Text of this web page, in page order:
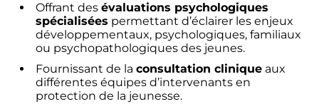
Offrant des évaluations psychologiques
spécialisées permettant d’éclairer les enjeux
développementaux, psychologiques, familiaux
ou psychopathologiques des jeunes.
Fournissant de la consultation clinique aux
différentes équipes d’intervenants en
protection de la jeunesse.